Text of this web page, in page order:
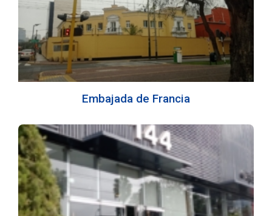
Embajada de Francia